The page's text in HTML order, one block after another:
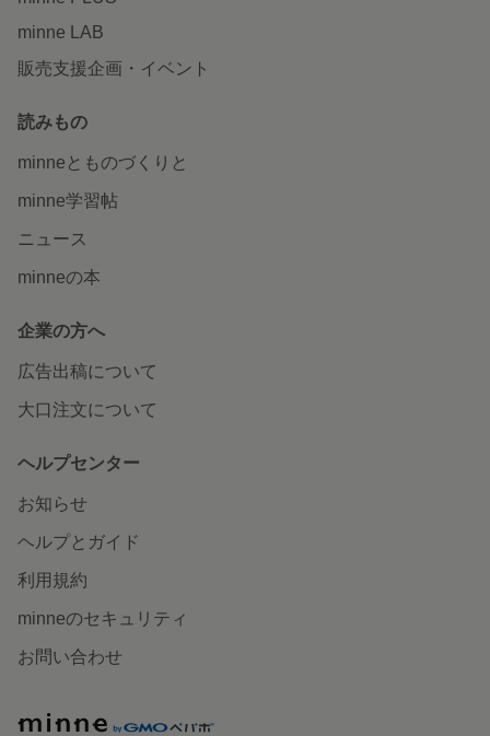
minne LAB
販売支援企画・イベント
読みもの
minneとものづくりと
minne学習帖
ニュース
minneの本
企業の方へ
広告出稿について
大口注文について
ヘルプセンター
お知らせ
ヘルプとガイド
利用規約
minneのセキュリティ
お問い合わせ